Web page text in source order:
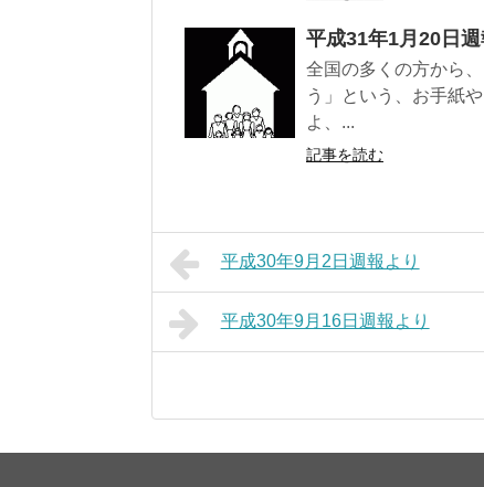
平成31年1月20日週
全国の多くの方から
う」という、お手紙
よ、...
記事を読む
平成30年9月2日週報より
平成30年9月16日週報より